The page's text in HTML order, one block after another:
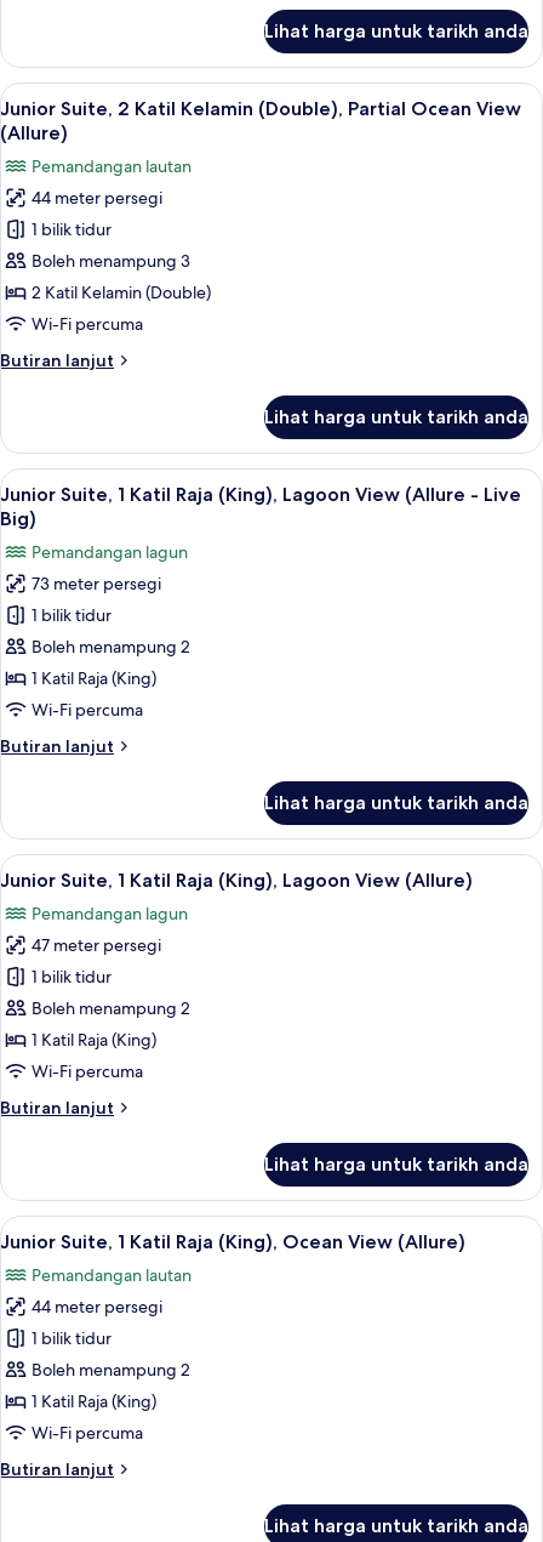
(Allure)
Suite,
Katil
Kelamin
(Double),
Ocean
View
(Allure)
Lihat harga untuk tarikh anda
Lihat
semua
foto
untuk
Junior
Suite,
2
Katil
Kelamin
Partial
(Allure)
Peralatan tempat tidur premium,
6
Junior Suite, 2 Katil Kelamin (Double), Partial Ocean View
(Allure)
Pemandangan lautan
44 meter persegi
1 bilik tidur
Boleh menampung 3
2 Katil Kelamin (Double)
Wi-Fi percuma
Butiran lanjut
Butiran
Suite,
Katil
Kelamin
(Double),
Partial
Ocean
View
(Allure)
Lihat harga untuk tarikh anda
Lihat
semua
foto
untuk
Junior
Suite,
1
Katil
Raja
Lagoon
Live
Peralatan tempat tidur premium,
6
Junior Suite, 1 Katil Raja (King), Lagoon View (Allure - Live
Big)
Pemandangan lagun
73 meter persegi
1 bilik tidur
Boleh menampung 2
1 Katil Raja (King)
Wi-Fi percuma
Butiran lanjut
Butiran
Suite,
Katil
(King),
Lagoon
View
(Allure
Live
Big)
Lihat harga untuk tarikh anda
Lihat
semua
foto
untuk
Junior
Suite,
1
Katil
(King),
(Allure)
Peralatan tempat tidur premium,
6
Junior Suite, 1 Katil Raja (King), Lagoon View (Allure)
Pemandangan lagun
47 meter persegi
1 bilik tidur
Boleh menampung 2
1 Katil Raja (King)
Wi-Fi percuma
Butiran lanjut
Butiran
Suite,
Katil
(King),
Lagoon
View
(Allure)
Lihat harga untuk tarikh anda
Lihat
semua
foto
untuk
Junior
Suite,
1
Katil
(King),
Peralatan tempat tidur premium,
6
Junior Suite, 1 Katil Raja (King), Ocean View (Allure)
Pemandangan lautan
44 meter persegi
1 bilik tidur
Boleh menampung 2
1 Katil Raja (King)
Wi-Fi percuma
Butiran lanjut
Butiran
Lihat harga untuk tarikh anda